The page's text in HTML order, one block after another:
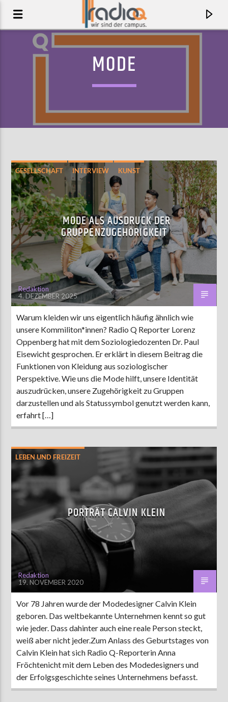
AKTUELLER TRACK
CRISIS
AOIFE O'DONOVAN
AKTUELLE SENDUNG
MOEBIUS
12:00 24:00
ZU HÖREN IN Münster 90,9 MHz Steinfurt103,9 MHz
MODE
GESELLSCHAFT INTERVIEW KUNST
MODE ALS AUSDRUCK DER
GRUPPENZUGEHÖRIGKEIT
Redaktion
4. DEZEMBER 2025
Warum kleiden wir uns eigentlich häufig ähnlich wie
unsere Kommiliton*innen? Radio Q Reporter Lorenz
Oppenberg hat mit dem Soziologiedozenten Dr. Paul
Eisewicht gesprochen. Er erklärt in diesem Beitrag die
Funktionen von Kleidung aus soziologischer
Perspektive. Wie uns die Mode hilft, unsere Identität
auszudrücken, unsere Zugehörigkeit zu Gruppen
darzustellen und als Statussymbol genutzt werden kann,
erfahrt […]
LEBEN UND FREIZEIT
PORTRÄT CALVIN KLEIN
Redaktion
19. NOVEMBER 2020
Vor 78 Jahren wurde der Modedesigner Calvin Klein
geboren. Das weltbekannte Unternehmen kennt so gut
wie jeder. Dass dahinter auch eine reale Person steckt,
weiß aber nicht jeder.Zum Anlass des Geburtstages von
Calvin Klein hat sich Radio Q-Reporterin Anna
Fröchtenicht mit dem Leben des Modedesigners und
der Erfolgsgeschichte seines Unternehmens befasst.